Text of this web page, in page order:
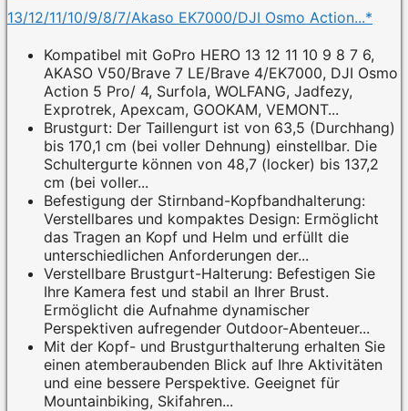
13/12/11/10/9/8/7/Akaso EK7000/DJI Osmo Action...*
Kompatibel mit GoPro HERO 13 12 11 10 9 8 7 6,
AKASO V50/Brave 7 LE/Brave 4/EK7000, DJI Osmo
Action 5 Pro/ 4, Surfola, WOLFANG, Jadfezy,
Exprotrek, Apexcam, GOOKAM, VEMONT...
Brustgurt: Der Taillengurt ist von 63,5 (Durchhang)
bis 170,1 cm (bei voller Dehnung) einstellbar. Die
Schultergurte können von 48,7 (locker) bis 137,2
cm (bei voller...
Befestigung der Stirnband-Kopfbandhalterung:
Verstellbares und kompaktes Design: Ermöglicht
das Tragen an Kopf und Helm und erfüllt die
unterschiedlichen Anforderungen der...
Verstellbare Brustgurt-Halterung: Befestigen Sie
Ihre Kamera fest und stabil an Ihrer Brust.
Ermöglicht die Aufnahme dynamischer
Perspektiven aufregender Outdoor-Abenteuer...
Mit der Kopf- und Brustgurthalterung erhalten Sie
einen atemberaubenden Blick auf Ihre Aktivitäten
und eine bessere Perspektive. Geeignet für
Mountainbiking, Skifahren...